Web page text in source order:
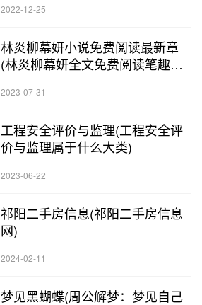
2022-12-25
林炎柳幕妍小说免费阅读最新章
(林炎柳幕妍全文免费阅读笔趣阁
2023-07-31
工程安全评价与监理(工程安全评
价与监理属于什么大类)
2023-06-22
祁阳二手房信息(祁阳二手房信息
网)
2024-02-11
梦见黑蝴蝶(周公解梦：梦见自己